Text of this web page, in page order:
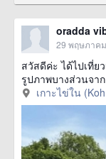
oradda
29 พฤษภาค
สวัสดีค่ะ ได้ไปเที่ย
รูปภาพบางส่วนจา
เกาะไข่ใน